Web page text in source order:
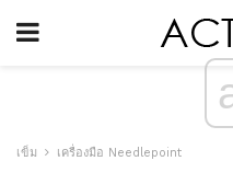
เข็ม เครื่องมือ Needlepoint